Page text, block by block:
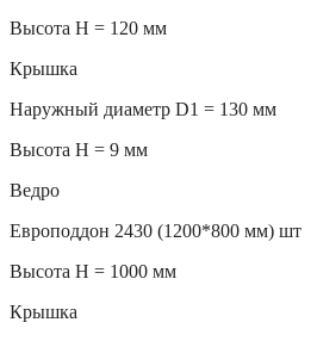
Высота H = 120 мм
Крышка
Наружный диаметр D1 = 130 мм
Высота H = 9 мм
Ведро
Европоддон 2430 (1200*800 мм) шт
Высота H = 1000 мм
Крышка